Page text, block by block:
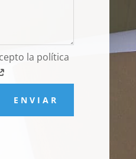
la política
ENVIAR